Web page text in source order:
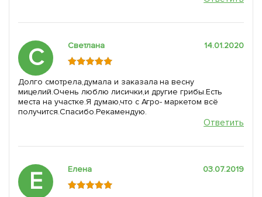
С Светлана 14.01.2020
Долго смотрела,думала и заказала на весну
мицелий.Очень люблю лисички,и другие грибы.Есть
места на участке.Я думаю,что с Агро- маркетом всё
получится.Спасибо.Рекамендую.
Ответить
Е Елена 03.07.2019